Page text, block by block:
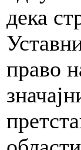
дека
право